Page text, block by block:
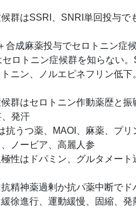
群はSSRI、SNRI単回投与
合成麻薬投与でセロトニン症
セロトニン症候群を知らない
トニン、ノルエピネフリン低
群はセロトニン作動薬歴と
発汗
抗うつ薬、MAOI、麻薬、プ
ノービア、高麗人参
性はドパミン、グルタメー
精神薬過剰か抗パ薬中断で
徐進行、運動緩慢、固縮、